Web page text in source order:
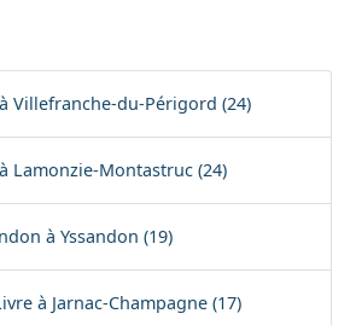
Villefranche-du-Périgord (24)
Lamonzie-Montastruc (24)
à Yssandon (19)
à Jarnac-Champagne (17)